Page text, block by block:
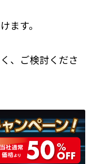
ます。
、ご検討くださ